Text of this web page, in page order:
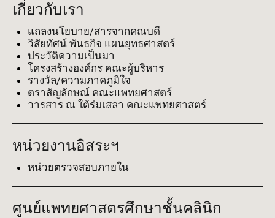
เกี่ยวกับเรา
แถลงนโยบาย/สารจากคณบดี
วิสัยทัศน์ พันธกิจ แผนยุทธศาสตร์
ประวัติความเป็นมา
โครงสร้างองค์กร คณะผู้บริหาร
รางวัล/ความภาคภูมิใจ
ตราสัญลักษณ์ คณะแพทยศาสตร์
วารสาร ณ ใต้ร่มเสลา คณะแพทยศาสตร์
หน่วยงานอิสระฯ
หน่วยตรวจสอบภายใน
ศูนย์แพทยศาสตรศึกษาชั้นคลินิก